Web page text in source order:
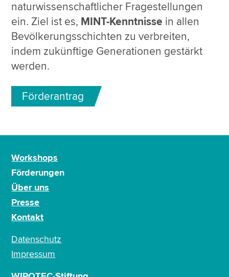
naturwissenschaftlicher Fragestellungen
ein. Ziel ist es, MINT-Kenntnisse in allen
Bevölkerungsschichten zu verbreiten,
indem zukünftige Generationen gestärkt
werden.
Förderantrag
Workshops
Förderungen
Über uns
Presse
Kontakt
Datenschutz
Impressum